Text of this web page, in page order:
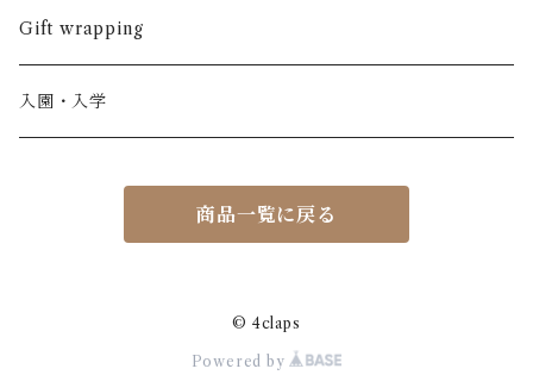
半ズボン
ワンピース
カーディガン / 羽織もの
BOBOCHOSES
BONHEUR DU JOUR
ウール
アルパカ
Italy / イタリア
NY / ニューヨーク
Spain / スペイン
男の子
女の子
くつ・帽子・Bag
Gift wrapping
入園・入学
商品一覧に戻る
© 4claps
Powered by